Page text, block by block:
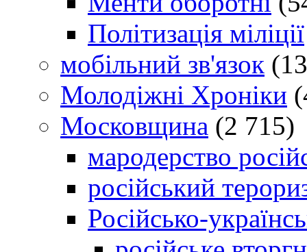
Політизація міліції
мобільний зв'язок
Молодіжні Хроніки
Московщина (2 715)
мародерство
російський
Російсько-